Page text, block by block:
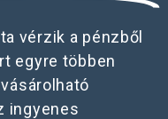
vérzik a pénzből
egyre többen
ingyenes